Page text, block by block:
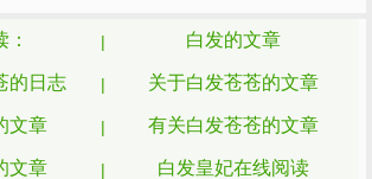
观，会选择把头发染黑，但...
白发的文章
的日志 关于白发苍苍的文章
文章 有关白发苍苍的文章
文章 白发皇妃在线阅读